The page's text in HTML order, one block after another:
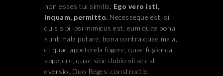
non esses tui similis; Ego vero isti,
inquam, permitto. Necesseque est, si
quis sibi ipsi inimicus est, eum quae bona
sunt mala putare, bona contra quae mala,
et quae appetenda fugere, quae fugienda
appetere, quae sine dubio vitae est
eversio. Duo Reges: constructio